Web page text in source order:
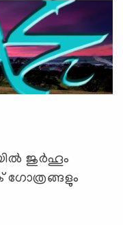
ജുര്‍ഹൂം